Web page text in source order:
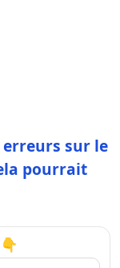
erreurs sur le
pourrait